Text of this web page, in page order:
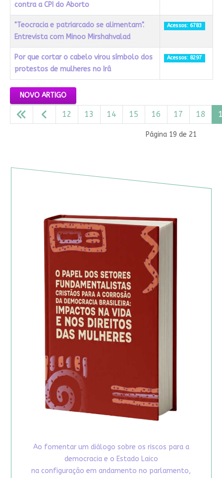
contra a CPI do Aborto
"Teocracia e patriarcado se alimentam".
Entrevista com Minoo Mirshahvalad
Acessos: 6783
Por que cortar o cabelo virou símbolo dos
protestos de mulheres no Irã
Acessos: 8297
NOVO ARTIGO
Página 19 de 21
12 13 14 15 16 17 18
Ao fomentar um diálogo sobre os riscos para a
democracia e o Estado Laico
na configuração em andamento no parlamento,